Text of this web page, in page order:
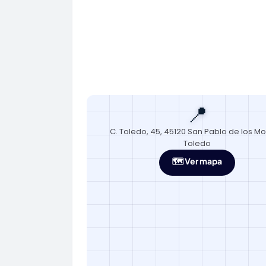
📍
C. Toledo, 45, 45120 San Pablo de los
Toledo
🗺️ Ver mapa